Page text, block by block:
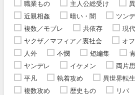
職業もの
主人公総受け
近親相姦
暗い・闇 ツン
複数／モブレ
共依存
現
ヤクザ／マフィア／裏社会
オ
人外
不憫 短編集
ヤンデレ
イケメン 両片
平凡
執着攻め
異世界転
複数攻め
歴史もの リバ